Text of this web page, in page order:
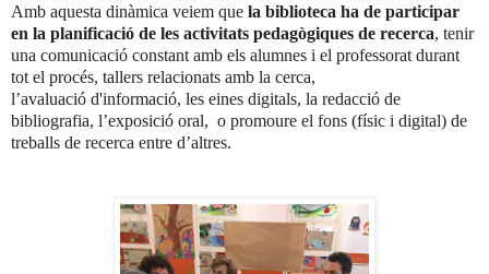
Amb aquesta dinàmica veiem que la biblioteca ha de participar
en la planificació de les activitats pedagògiques de recerca, tenir
una comunicació constant amb els alumnes i el professorat durant
tot el procés, tallers relacionats amb la cerca,
l’avaluació d'informació, les eines digitals, la redacció de
bibliografia, l’exposició oral, o promoure el fons (físic i digital) de
treballs de recerca entre d’altres.